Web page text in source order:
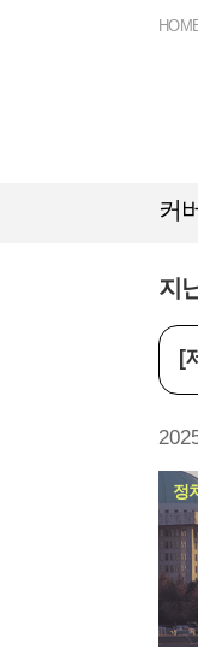
커
지
[
정